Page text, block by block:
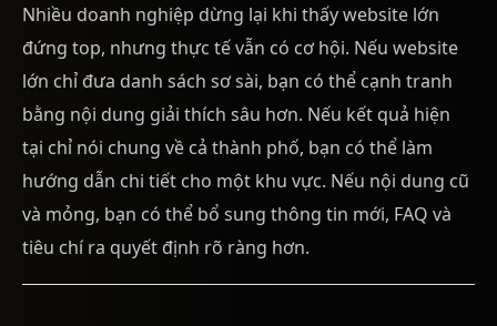
Nhiều doanh nghiệp dừng lại khi thấy website lớn
đứng top, nhưng thực tế vẫn có cơ hội. Nếu website
lớn chỉ đưa danh sách sơ sài, bạn có thể cạnh tranh
bằng nội dung giải thích sâu hơn. Nếu kết quả hiện
tại chỉ nói chung về cả thành phố, bạn có thể làm
hướng dẫn chi tiết cho một khu vực. Nếu nội dung cũ
và mỏng, bạn có thể bổ sung thông tin mới, FAQ và
tiêu chí ra quyết định rõ ràng hơn.